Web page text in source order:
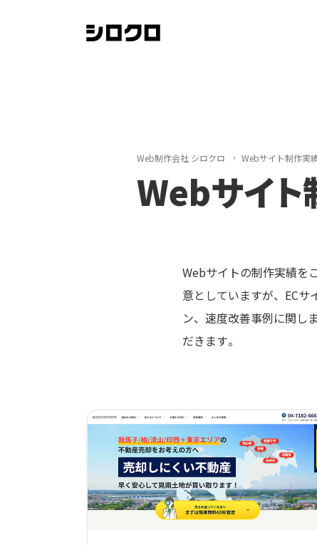
Web制作会社 シロクロ Webサイト制作実
Webサイ
Webサイトの制作実績を
意としていますが、EC
ン、速度改善事例に関し
だきます。